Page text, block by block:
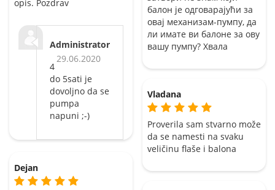
opis. Pozdrav
Administrator
29.06.2020
4
do 5sati je
dovoljno da se
pumpa
napuni ;-)
Dejan
балон је одговарајући за
овај механизам-пумпу, да
ли имате ви балоне за ову
вашу пумпу? Хвала
Vladana
Proverila sam stvarno može
da se namesti na svaku
veličinu flaše i balona